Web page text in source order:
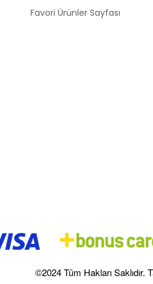
Favori Ürünler Sayfası
©2024 Tüm Hakları